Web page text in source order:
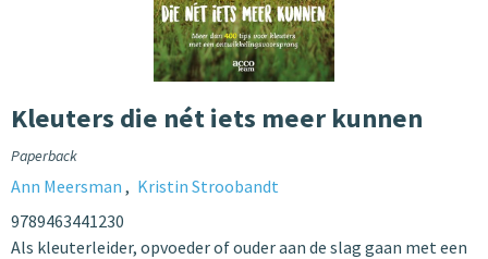
Kleuters die nét iets meer kunnen
Paperback
Ann Meersman
Kristin Stroobandt
9789463441230
Als kleuterleider, opvoeder of ouder aan de slag gaan met een